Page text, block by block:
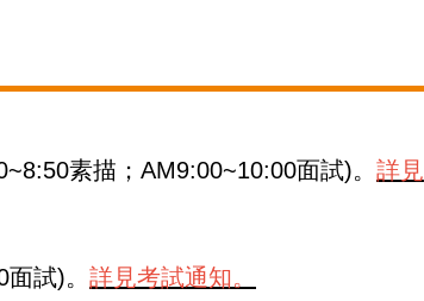
素描；AM9:00~10:00面試)。 詳見
試)。 詳見考試通知。